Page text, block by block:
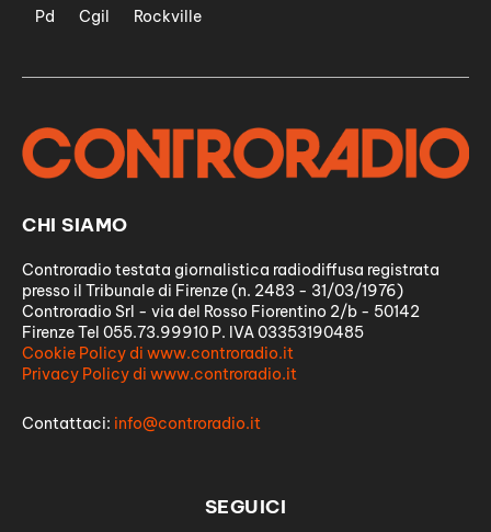
Pd
Cgil Rockville
CHI SIAMO
Controradio testata giornalistica radiodiffusa registrata
presso il Tribunale di Firenze (n. 2483 - 31/03/1976)
Controradio Srl - via del Rosso Fiorentino 2/b - 50142
Firenze Tel 055.73.99910 P. IVA 03353190485
Cookie Policy di www.controradio.it
Privacy Policy di www.controradio.it
Contattaci: info@controradio.it
SEGUICI